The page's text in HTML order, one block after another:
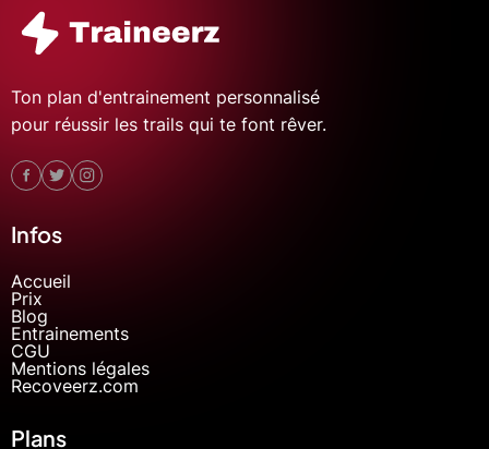
Ton plan d'entrainement personnalisé
pour réussir les trails qui te font rêver.
Infos
Accueil
Prix
Blog
Entrainements
CGU
Mentions légales
Recoveerz.com
Plans